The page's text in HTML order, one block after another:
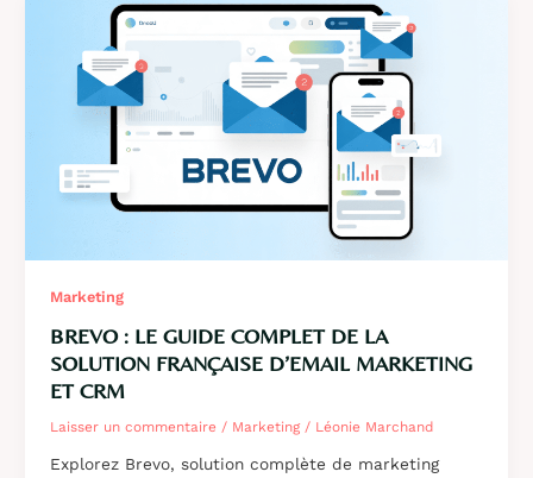
Marketing
BREVO : LE GUIDE COMPLET DE LA
SOLUTION FRANÇAISE D’EMAIL MARKETING
ET CRM
Laisser un commentaire / Marketing/ Léonie Marchand
Explorez Brevo, solution complète de marketing